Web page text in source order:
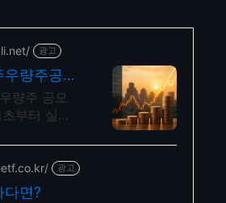
광고
량주공모
, 분석자료
량주 공모
부터 실전
정보 제공,
지 같이합니
광고
다면?